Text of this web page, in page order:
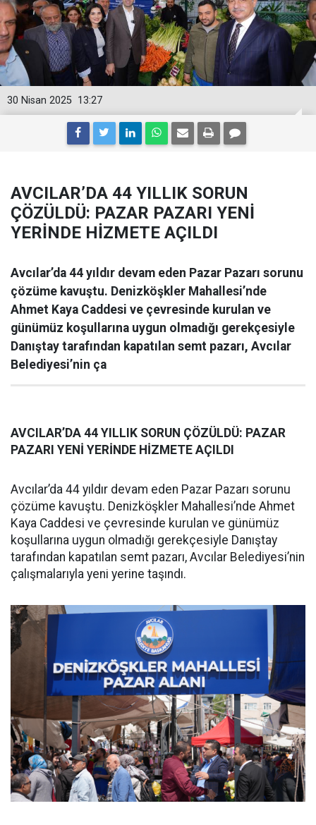
13:27
30 Nisan 2025
AVCILAR’DA 44 YILLIK SORUN
ÇÖZÜLDÜ: PAZAR PAZARI YENİ
YERİNDE HİZMETE AÇILDI
Avcılar’da 44 yıldır devam eden Pazar Pazarı sorunu
çözüme kavuştu. Denizköşkler Mahallesi’nde
Ahmet Kaya Caddesi ve çevresinde kurulan ve
günümüz koşullarına uygun olmadığı gerekçesiyle
Danıştay tarafından kapatılan semt pazarı, Avcılar
Belediyesi’nin ça
AVCILAR’DA 44 YILLIK SORUN ÇÖZÜLDÜ: PAZAR
PAZARI YENİ YERİNDE HİZMETE AÇILDI
Avcılar’da 44 yıldır devam eden Pazar Pazarı sorunu
çözüme kavuştu. Denizköşkler Mahallesi’nde Ahmet
Kaya Caddesi ve çevresinde kurulan ve günümüz
koşullarına uygun olmadığı gerekçesiyle Danıştay
tarafından kapatılan semt pazarı, Avcılar Belediyesi’nin
çalışmalarıyla yeni yerine taşındı.